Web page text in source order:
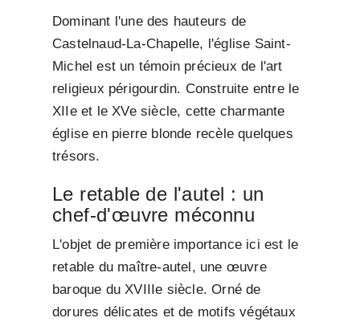
Dominant l'une des hauteurs de
Castelnaud-La-Chapelle, l'église Saint-
Michel est un témoin précieux de l'art
religieux périgourdin. Construite entre le
XIIe et le XVe siècle, cette charmante
église en pierre blonde recèle quelques
trésors.
Le retable de l'autel : un
chef-d'œuvre méconnu
L'objet de première importance ici est le
retable du maître-autel, une œuvre
baroque du XVIIIe siècle. Orné de
dorures délicates et de motifs végétaux